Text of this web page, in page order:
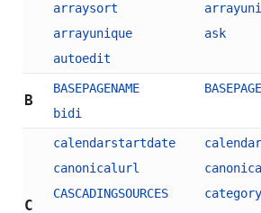
arraysort
arrayunique
ask
autoedit
B
BASEPAGENAME
bidi
C
calendarstartdate
canonicalurl
CASCADINGSOURCES